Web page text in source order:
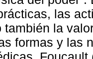
las
también la
formas y las